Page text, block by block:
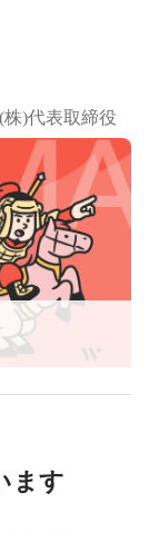
)代表取締役
ます